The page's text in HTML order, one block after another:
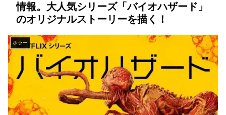
情報。大人気シリーズ「バイオハザード」
のオリジナルストーリーを描く！
ホラー